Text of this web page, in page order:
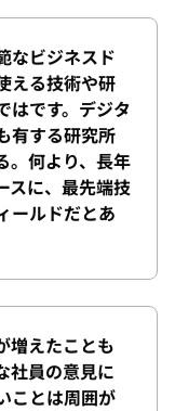
なビジネスド
える技術や研
はです。デジタ
有する研究所
。何より、長年
スに、最先端技
ールドだとあ
増えたことも
社員の意見に
ことは周囲が